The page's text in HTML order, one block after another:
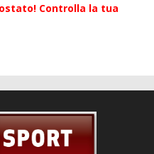
Controlla la tua